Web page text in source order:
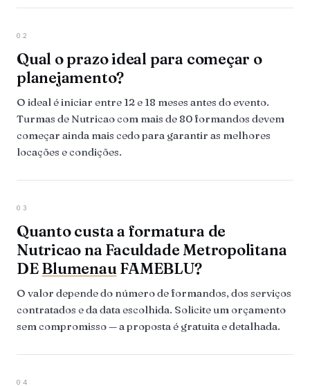
02
Qual o prazo ideal para começar o
planejamento?
O ideal é iniciar entre 12 e 18 meses antes do evento.
Turmas de Nutricao com mais de 80 formandos devem
começar ainda mais cedo para garantir as melhores
locações e condições.
03
Quanto custa a formatura de
Nutricao na Faculdade Metropolitana
DEBlumenauFAMEBLU?
O valor depende do número de formandos, dos serviços
contratados e da data escolhida. Solicite um orçamento
sem compromisso — a proposta é gratuita e detalhada.
04